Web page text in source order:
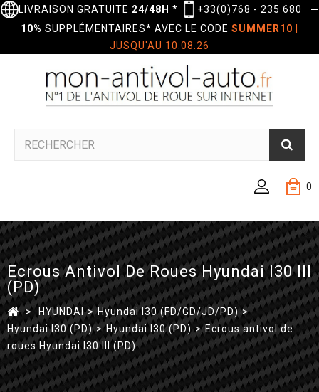
LIVRAISON GRATUITE 24/48H * +33(0)768 - 235 680
—
10% SUPPLÉMENTAIRES* AVEC LE CODE SUMMER10
JUSQU'AU 10.08.26
0
Ecrous Antivol De Roues Hyundai I30 III
(PD)
> HYUNDAI > Hyundai I30 (FD/GD/JD/PD) >
Hyundai I30 (PD) > Hyundai I30 (PD) > Ecrous antivol de
roues Hyundai I30 III (PD)